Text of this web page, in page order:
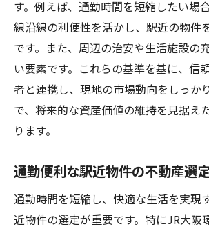
JR大阪環状線で理想の住まいを
理想の不動産選びに必要な
福島区の住まい探しで重視
一人暮らしに最適な不動産の
不動産選びで失敗しないた
不動産のプロが教える住まい探し
プロが推奨する不動産選び
住まい探しで重視すべき不
す。例えば、通勤時間を短縮したい場
線沿線の利便性を活かし、駅近の物件
です。また、周辺の治安や生活施設の
い要素です。これらの基準を基に、信
者と連携し、現地の市場動向をしっか
で、将来的な資産価値の維持を見据え
ります。
通勤便利な駅近物件の不動産選
通勤時間を短縮し、快適な生活を実現
近物件の選定が重要です。特にJR大阪